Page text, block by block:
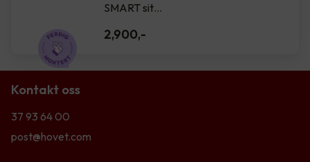
SMART sit…
2,900,-
Kontakt oss
37 93 64 00
post@hovet.com